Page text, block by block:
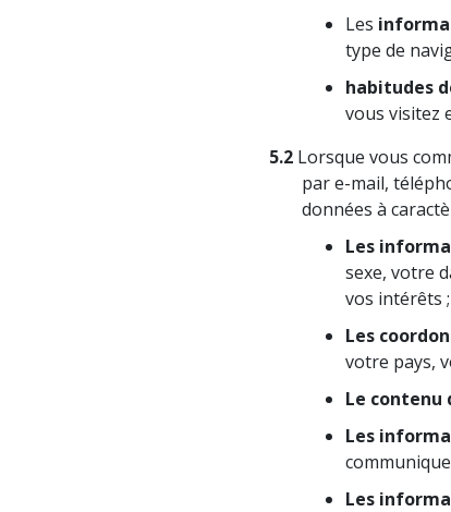
Les
type de
habitudes
vous visitez
5.2 Lorsque vous
par e-mail,
données à
Les
sexe, votre
vos intérêts ;
Les
votre pays,
Le contenu
Les
Les